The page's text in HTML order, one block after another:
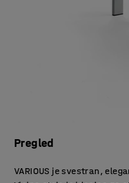
Pregled
VARIOUS je svestran,